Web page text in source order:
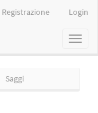
Registrazione Login
Toggle
Saggi